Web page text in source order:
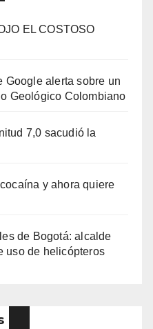
EL COSTOSO
Google alerta sobre un
Geológico Colombiano
7,0 sacudió la
y ahora quiere
de Bogotá: alcalde
uso de helicópteros